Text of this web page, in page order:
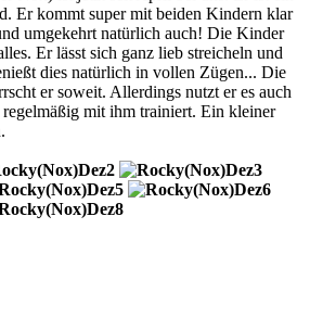
Er kommt super mit beiden Kindern klar
umgekehrt natürlich auch! Die Kinder
Er lässt sich ganz lieb streicheln und
dies natürlich in vollen Zügen... Die
er soweit. Allerdings nutzt er es auch
mit ihm trainiert. Ein kleiner